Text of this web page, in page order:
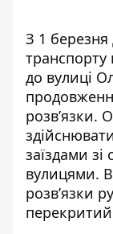
З 1 березня
транспорту
до вулиці
розв’язки.
заїздами зі
вулицями.
розв’язки
перекритий